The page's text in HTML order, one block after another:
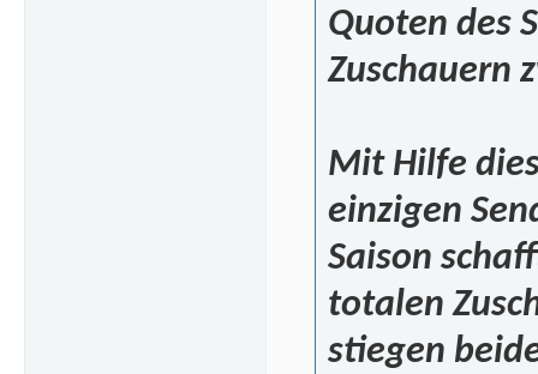
Quoten des
Zuschauern
Mit Hilfe
einzigen
Saison
totalen
stiegen